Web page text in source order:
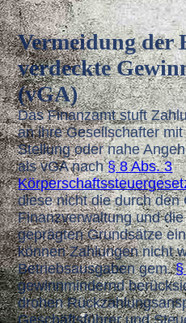
Vermeidung der
verdeckte
(vGA)
Das Finanzamt stuft
an ihre Gesellschafter
Stellung oder nahe
als vGA nach§ 8 Abs. 3
diese nicht die durch den
Finanzverwaltung und
geprägten Grundsätze
können Zahlungen nicht
Betriebsausgaben gem.
gewinnmindernd
drohen
Geschäftsführer und